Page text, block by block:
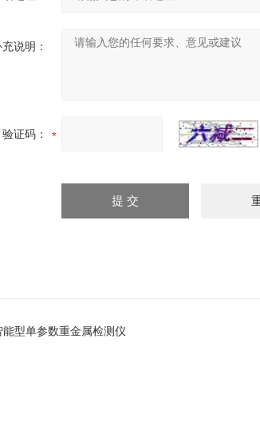
说明：
验证码：
能型单参数重金属检测仪